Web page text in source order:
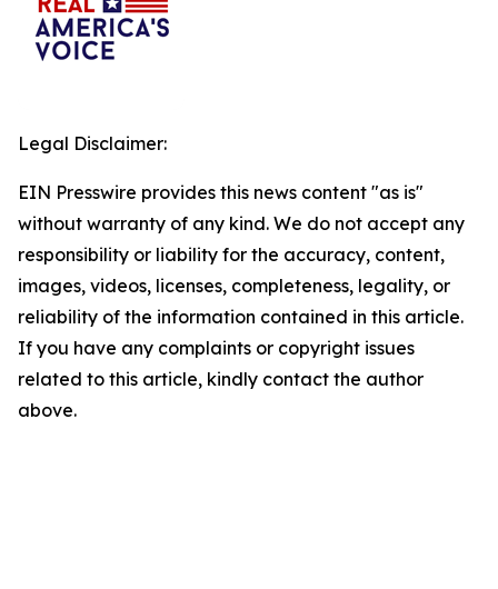
Legal Disclaimer:
EIN Presswire provides this news content "as is"
without warranty of any kind. We do not accept any
responsibility or liability for the accuracy, content,
images, videos, licenses, completeness, legality, or
reliability of the information contained in this article.
If you have any complaints or copyright issues
related to this article, kindly contact the author
above.